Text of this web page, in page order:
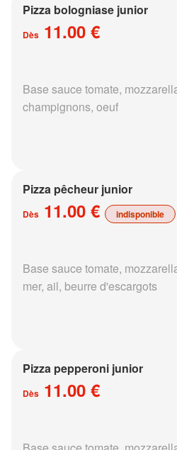
Pizza bologniase junior
Dès 11.00 €
Base sauce tomate,
champignons, oeuf
Pizza pêcheur junior
Dès 11.00 € indisponible
Base sauce tomate,
mer, ail, beurre d'escargots
Pizza pepperoni junior
Dès 11.00 €